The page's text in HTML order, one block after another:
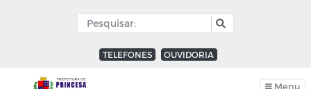
TELEFONES OUVIDORIA
Menu